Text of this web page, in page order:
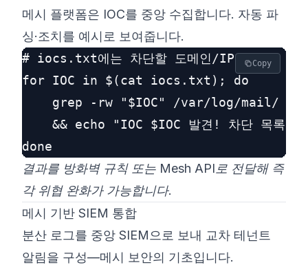
메시 플랫폼은 IOC를 중앙 수집합니다. 자동 파
싱·조치를 예시로 보여줍니다.
# iocs.txt에는 차단할 도메인/IP가 저장
for IOC in $(cat iocs.txt); do
    grep -rw "$IOC" /var/log/mail/ \
&& echo "IOC $IOC 발견! 차단 목록에
Copy
결과를 방화벽 규칙 또는 Mesh API로 전달해 즉
각 위협 완화가 가능합니다.
메시 기반 SIEM 통합
분산 로그를 중앙 SIEM으로 보내 교차 테넌트
알림을 구성—메시 보안의 기초입니다.